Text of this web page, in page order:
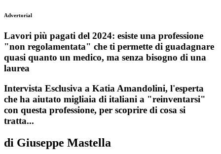
Advertorial
Lavori più pagati del 2024: esiste una professione
"non regolamentata" che ti permette di guadagnare
quasi quanto un medico, ma senza bisogno di una
laurea
Intervista Esclusiva a Katia Amandolini, l'esperta
che ha aiutato migliaia di italiani a "reinventarsi"
con questa professione, per scoprire di cosa si
tratta...
di Giuseppe Mastella